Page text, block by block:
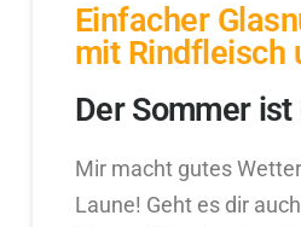
Einfacher
mit Rindfleisch
Der Sommer
Mir macht gutes
Laune! Geht es dir